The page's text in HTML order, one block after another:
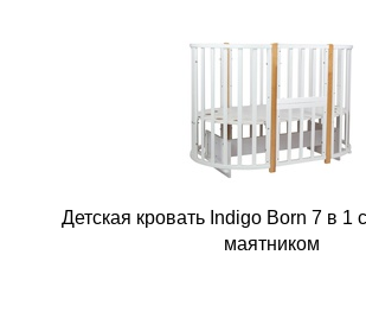
Детская кровать Indigo Born 7 в 1
маятником